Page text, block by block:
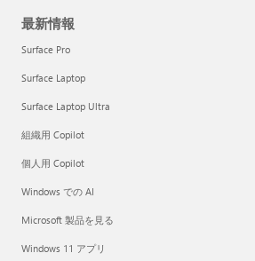
最新情報
Surface Pro
Surface Laptop
Surface Laptop Ultra
組織用 Copilot
個人用 Copilot
Windows での AI
Microsoft 製品を見る
Windows 11 アプリ